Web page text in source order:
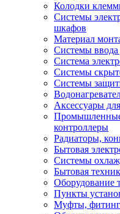
Колодки
Системы
шкафов
Материал
Системы ввода
Система
Системы
Системы
Аксессуары
Промышленные
контроллеры
Радиаторы,
Бытовая
Системы
Бытовая
Оборудование
Пункты
Муфты,